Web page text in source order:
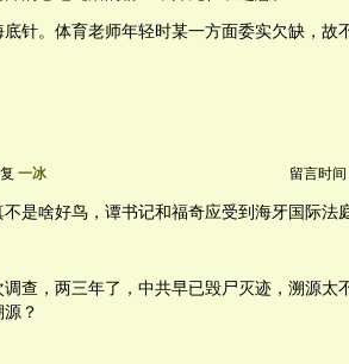
底针。体育老师年轻时某一方面委实欠缺，故
一冰 留言时间
不是啥好鸟，谭书记和福奇应受到海牙国际法
调查，两三年了，中共早已毁尸灭迹，溯源太
？